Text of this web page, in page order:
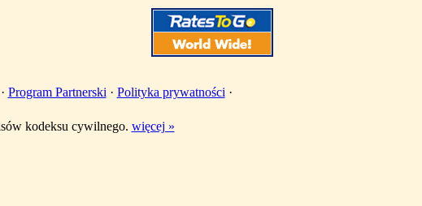
· Program Partnerski · Polityka prywatności ·
kodeksu cywilnego. więcej »